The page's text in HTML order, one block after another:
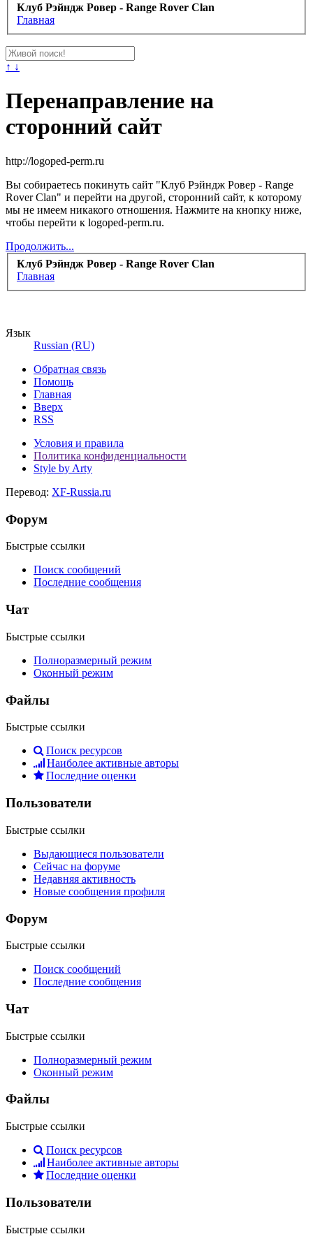
Клуб Рэйндж Ровер - Range Rover Clan
Главная
↑ ↓
Перенаправление на
сторонний сайт
http://logoped-perm.ru
Вы собираетесь покинуть сайт "Клуб Рэйндж Ровер - Range
Rover Clan" и перейти на другой, сторонний сайт, к которому
мы не имеем никакого отношения. Нажмите на кнопку ниже,
чтобы перейти к logoped-perm.ru.
Продолжить...
Клуб Рэйндж Ровер - Range Rover Clan
Главная
Язык
Russian (RU)
Обратная связь
Помощь
Главная
Вверх
RSS
Условия и правила
Политика конфиденциальности
Style by Arty
Перевод: XF-Russia.ru
Форум
Быстрые ссылки
Поиск сообщений
Последние сообщения
Чат
Быстрые ссылки
Полноразмерный режим
Оконный режим
Файлы
Быстрые ссылки
Поиск ресурсов
Наиболее активные авторы
Последние оценки
Пользователи
Быстрые ссылки
Выдающиеся пользователи
Сейчас на форуме
Недавняя активность
Новые сообщения профиля
Форум
Быстрые ссылки
Поиск сообщений
Последние сообщения
Чат
Быстрые ссылки
Полноразмерный режим
Оконный режим
Файлы
Быстрые ссылки
Поиск ресурсов
Наиболее активные авторы
Последние оценки
Пользователи
Быстрые ссылки